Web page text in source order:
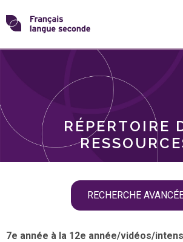
Skip
toTransformons
langue
RÉPERTOIRE
RECHERCHE
THÈMES
7e année à la 12e année/vidéos/